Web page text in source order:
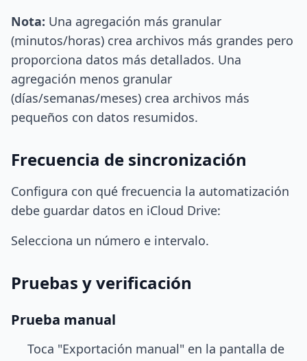
Nota: Una agregación más granular
(minutos/horas) crea archivos más grandes pero
proporciona datos más detallados. Una
agregación menos granular
(días/semanas/meses) crea archivos más
pequeños con datos resumidos.
Frecuencia de sincronización
Configura con qué frecuencia la automatización
debe guardar datos en iCloud Drive:
Selecciona un número e intervalo.
Pruebas y verificación
Prueba manual
Toca "Exportación manual" en la pantalla de